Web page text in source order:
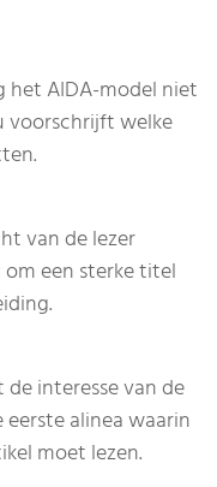
het AIDA-model niet
voorschrijft welke
van de lezer
een sterke titel
interesse van de
alinea waarin
moet lezen.